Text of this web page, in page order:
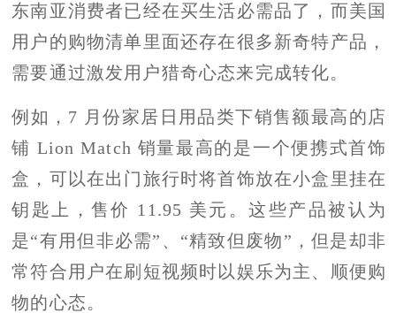
东南亚消费者已经在买生活必需品了，而美国
用户的购物清单里面还存在很多新奇特产品，
需要通过激发用户猎奇心态来完成转化。
例如，7 月份家居日用品类下销售额最高的店
铺 Lion Match 销量最高的是一个便携式首饰
盒，可以在出门旅行时将首饰放在小盒里挂在
钥匙上，售价 11.95 美元。这些产品被认为
是“有用但非必需”、“精致但废物”，但是却非
常符合用户在刷短视频时以娱乐为主、顺便购
物的心态。